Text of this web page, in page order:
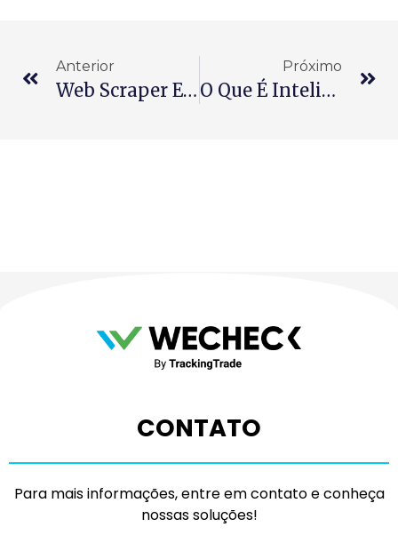
Anterior
Web Scraper E Web Crawler
Próximo
O Que É Inteligência De Processos E Por Que Aplicar Na Sua Empresa?
CONTATO
Para mais informações, entre em contato e conheça
nossas soluções!